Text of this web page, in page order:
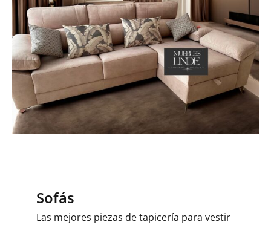
Sofás
Las mejores piezas de tapicería para vestir